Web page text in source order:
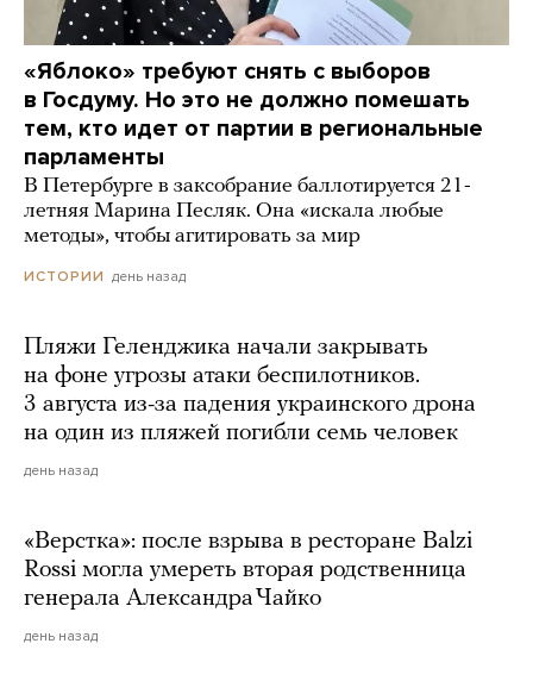
«Яблоко» требуют снять с выборов
в Госдуму. Но это не должно помешать
тем, кто идет от партии в региональные
парламенты
В Петербурге в заксобрание баллотируется 21-
летняя Марина Песляк. Она «искала любые
методы», чтобы агитировать за мир
ИСТОРИИ день назад
Пляжи Геленджика начали закрывать
на фоне угрозы атаки беспилотников.
3 августа из-за падения украинского дрона
на один из пляжей погибли семь человек
день назад
«Верстка»: после взрыва в ресторане Balzi
Rossi могла умереть вторая родственница
генерала Александра Чайко
день назад